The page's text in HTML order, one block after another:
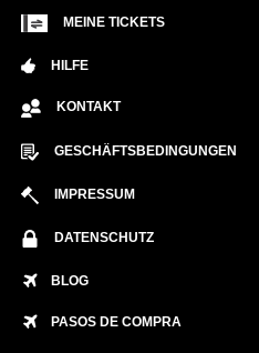
MEINE TICKETS
HILFE
KONTAKT
GESCHÄFTSBEDINGUNGEN
IMPRESSUM
DATENSCHUTZ
BLOG
PASOS DE COMPRA